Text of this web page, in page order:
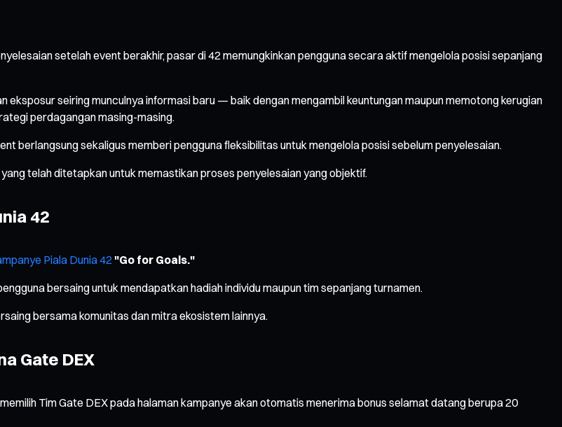
setelah event berakhir, pasar di 42 memungkinkan pengguna secara aktif mengelola posisi sepanjang
seiring munculnya informasi baru — baik dengan mengambil keuntungan maupun memotong kerugian
perdagangan masing-masing.
berlangsung sekaligus memberi pengguna fleksibilitas untuk mengelola posisi sebelum penyelesaian.
telah ditetapkan untuk memastikan proses penyelesaian yang objektif.
42
Piala Dunia 42"Go for Goals."
bersaing untuk mendapatkan hadiah individu maupun tim sepanjang turnamen.
bersama komunitas dan mitra ekosistem lainnya.
Gate DEX
Tim Gate DEX pada halaman kampanye akan otomatis menerima bonus selamat datang berupa 20